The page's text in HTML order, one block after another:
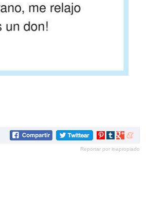
Compartir
Pinterest
Compartir
tumblr
Compartir
Google+
Reportar por inapropiado